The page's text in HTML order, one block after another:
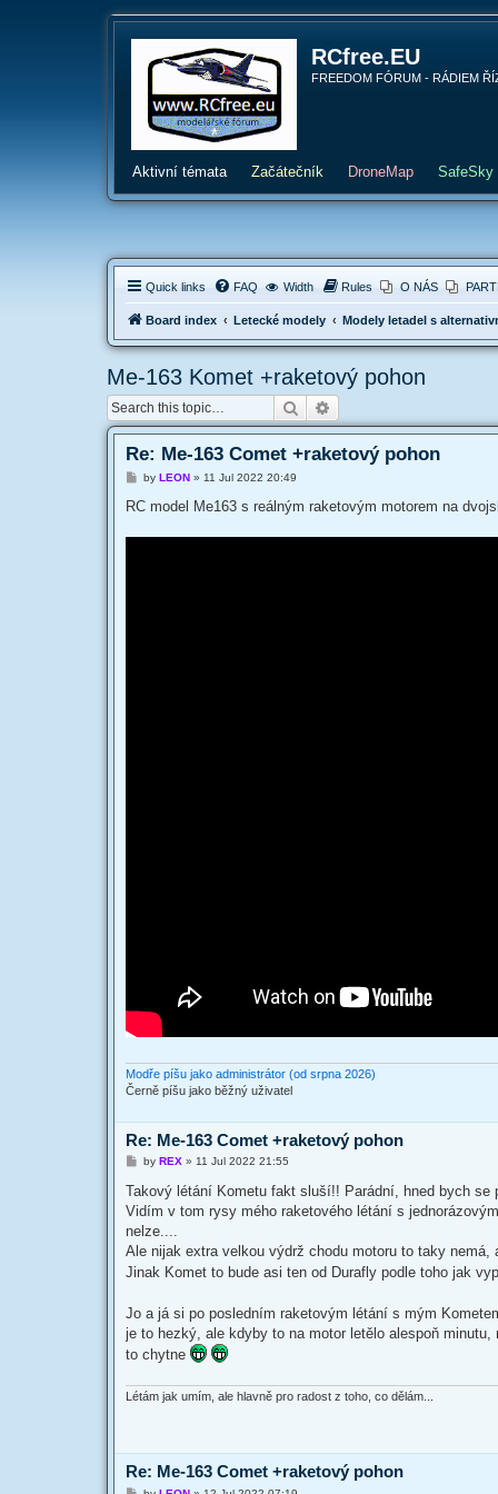
RCfree.EU
FREEDOM FÓRUM - RÁDIEM
Aktivní témata Začátečník DroneMap SafeSky
Quick links FAQ Width Rules O NÁS
Board index Letecké modely Modely letadel s
Me-163 Komet +raketový pohon
Search
Re: Me-163 Comet +raketový pohon
P
s
by LEON» 11 Jul 2022 20:49
RC model Me163 s reálným raketovým motorem na
Modře píšu jako administrátor (od srpna 2026)
Černě píšu jako běžný uživatel
Re: Me-163 Comet +raketový pohon
P
s
t
by REX» 11 Jul 2022 21:55
Takový létání Kometu fakt sluší!! Parádní, hned bych se
Vidím v tom rysy mého raketového létání s
nelze....
Ale nijak extra velkou výdrž chodu motoru to taky
Jinak Komet to bude asi ten od Durafly podle toho jak
Jo a já si po posledním raketovým létání s mým
je to hezký, ale kdyby to na motor letělo alespoň
to chytne
Létám jak umím, ale hlavně pro radost z toho, co dělám...
Re: Me-163 Comet +raketový pohon